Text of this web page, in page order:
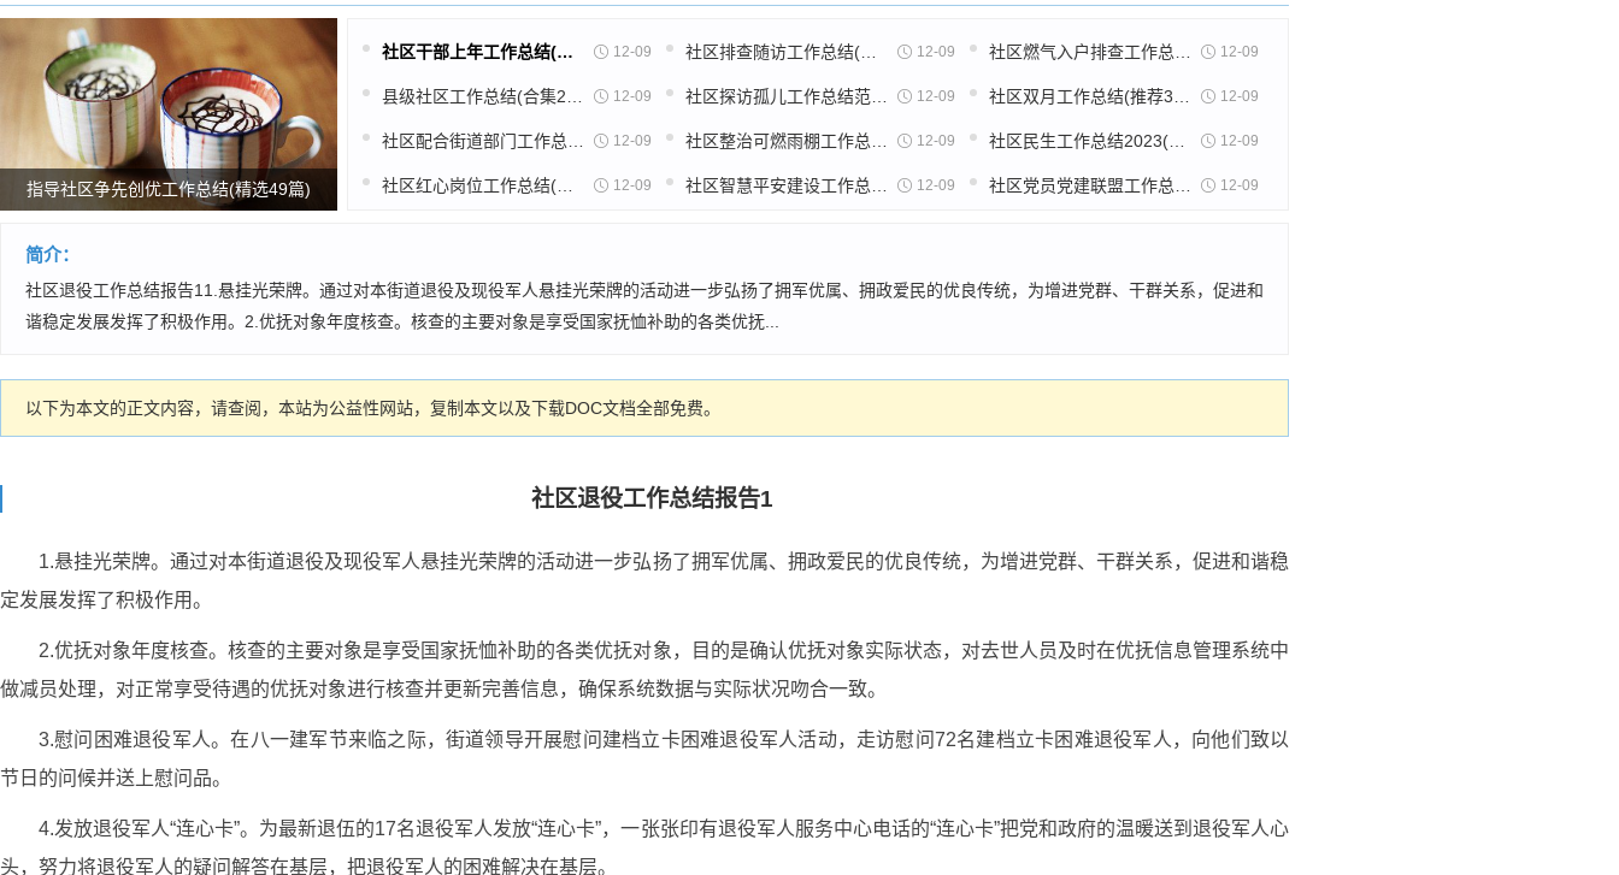
指导社区争先创优工作总结(精选49篇)
社区干部上年工作总结(共36篇) 12-09 12-09 12-09
12-09 12-09 12-09
12-09 12-09 12-09
12-09 12-09 12-09
简介：
社区退役工作总结报告11.悬挂光荣牌。通过对本街道退役及现役军人悬挂光荣牌的活动进一步弘扬了拥军优属、拥政爱民的优良传统，为增进党群、干群关系，促进和
谐稳定发展发挥了积极作用。2.优抚对象年度核查。核查的主要对象是享受国家抚恤补助的各类优抚...
以下为本文的正文内容，请查阅，本站为公益性网站，复制本文以及下载DOC文档全部免费。
社区退役工作总结报告1
1.悬挂光荣牌。通过对本街道退役及现役军人悬挂光荣牌的活动进一步弘扬了拥军优属、拥政爱民的优良传统，为增进党群、干群关系，促进和谐稳
定发展发挥了积极作用。
2.优抚对象年度核查。核查的主要对象是享受国家抚恤补助的各类优抚对象，目的是确认优抚对象实际状态，对去世人员及时在优抚信息管理系统中
做减员处理，对正常享受待遇的优抚对象进行核查并更新完善信息，确保系统数据与实际状况吻合一致。
3.慰问困难退役军人。在八一建军节来临之际，街道领导开展慰问建档立卡困难退役军人活动，走访慰问72名建档立卡困难退役军人，向他们致以
节日的问候并送上慰问品。
4.发放退役军人“连心卡”。为最新退伍的17名退役军人发放“连心卡”，一张张印有退役军人服务中心电话的“连心卡”把党和政府的温暖送到退役军人心
头，努力将退役军人的疑问解答在基层，把退役军人的困难解决在基层。